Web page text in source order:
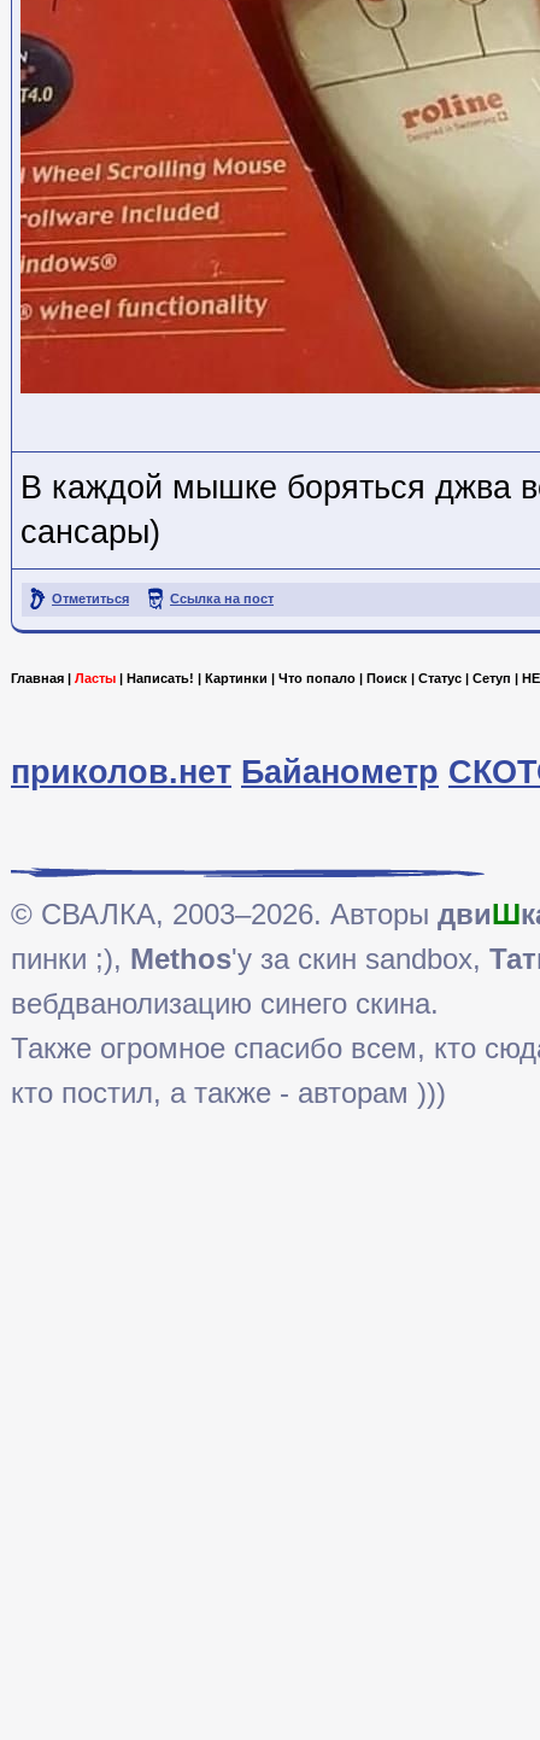
В каждой мышке боряться джва
сансары)
Отметиться Ссылка на пост
Главная | Ласты | Написать! | Картинки | Что попало | Поиск | Статус | Сетуп |
приколов.нет Байанометр
© СВАЛКА, 2003–2026. Авторы двиШ
пинки ;), Methos'у за скин sandbox,
вебдванолизацию синего скина.
Также огромное спасибо всем, кто
кто постил, а также - авторам )))